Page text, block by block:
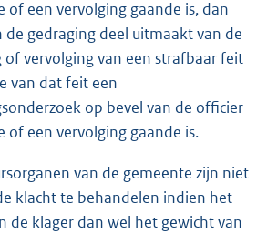
of een vervolging gaande is, dan
de gedraging deel uitmaakt van de
of vervolging van een strafbaar feit
van dat feit een
op bevel van de officier
of een vervolging gaande is.
van de gemeente zijn niet
klacht te behandelen indien het
de klager dan wel het gewicht van